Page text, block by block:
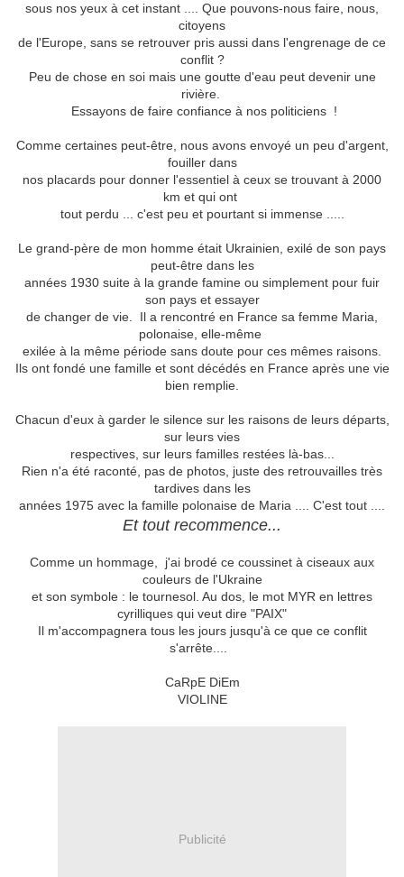
sous nos yeux à cet instant .... Que pouvons-nous faire, nous,
citoyens
de l'Europe, sans se retrouver pris aussi dans l'engrenage de ce
conflit ?
Peu de chose en soi mais une goutte d'eau peut devenir une
rivière.
Essayons de faire confiance à nos politiciens !
Comme certaines peut-être, nous avons envoyé un peu d'argent,
fouiller dans
nos placards pour donner l'essentiel à ceux se trouvant à 2000
km et qui ont
tout perdu ... c'est peu et pourtant si immense .....
Le grand-père de mon homme était Ukrainien, exilé de son pays
peut-être dans les
années 1930 suite à la grande famine ou simplement pour fuir
son pays et essayer
de changer de vie. Il a rencontré en France sa femme Maria,
polonaise, elle-même
exilée à la même période sans doute pour ces mêmes raisons.
Ils ont fondé une famille et sont décédés en France après une vie
bien remplie.
Chacun d'eux à garder le silence sur les raisons de leurs départs,
sur leurs vies
respectives, sur leurs familles restées là-bas...
Rien n'a été raconté, pas de photos, juste des retrouvailles très
tardives dans les
années 1975 avec la famille polonaise de Maria .... C'est tout ....
Et tout recommence...
Comme un hommage, j'ai brodé ce coussinet à ciseaux aux
couleurs de l'Ukraine
et son symbole : le tournesol. Au dos, le mot MYR en lettres
cyrilliques qui veut dire "PAIX"
Il m'accompagnera tous les jours jusqu'à ce que ce conflit
s'arrête....
CaRpE DiEm
VIOLINE
Publicité